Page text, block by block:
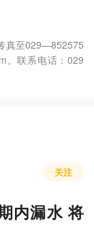
真至029—852575
。联系电话：029
关注
内漏水 将